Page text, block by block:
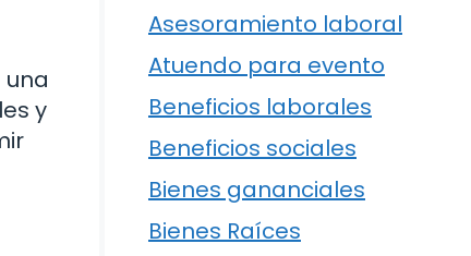
y
Asesoramiento laboral
Atuendo para evento
Beneficios laborales
Beneficios sociales
Bienes gananciales
Bienes Raíces